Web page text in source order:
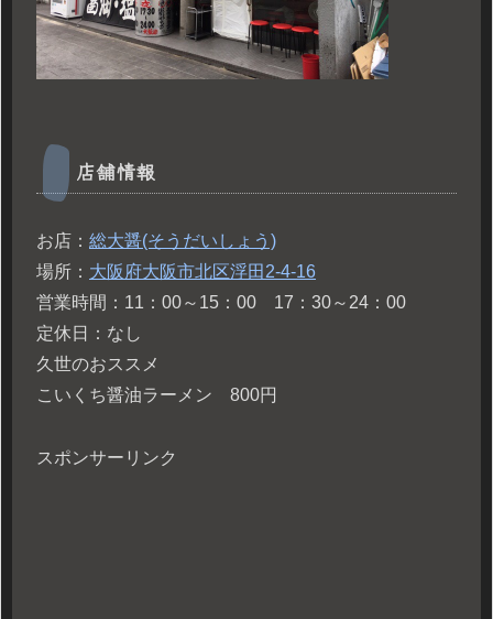
店舗情報
お店： 総大醤(そうだいしょう)
場所： 大阪府大阪市北区浮田2-4-16
営業時間：11：00～15：00 17：30～24：00
定休日：なし
久世のおススメ
こいくち醤油ラーメン 800円
スポンサーリンク